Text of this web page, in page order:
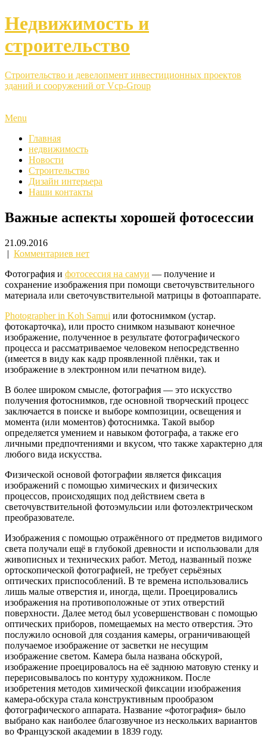
Недвижимость и
строительство
Строительство и девелопмент инвестиционных проектов
зданий и сооружений от Vcp-Group
Menu
Главная
недвижимость
Новости
Строительство
Дизайн интерьера
Наши контакты
Важные аспекты хорошей фотосессии
21.09.2016
| Комментариев нет
Фотография и фотосессия на самуи — получение и
сохранение изображения при помощи светочувствительного
материала или светочувствительной матрицы в фотоаппарате.
Photographer in Koh Samui или фотоснимком (устар.
фотокарточка), или просто снимком называют конечное
изображение, полученное в результате фотографического
процесса и рассматриваемое человеком непосредственно
(имеется в виду как кадр проявленной плёнки, так и
изображение в электронном или печатном виде).
В более широком смысле, фотография — это искусство
получения фотоснимков, где основной творческий процесс
заключается в поиске и выборе композиции, освещения и
момента (или моментов) фотоснимка. Такой выбор
определяется умением и навыком фотографа, а также его
личными предпочтениями и вкусом, что также характерно для
любого вида искусства.
Физической основой фотографии является фиксация
изображений с помощью химических и физических
процессов, происходящих под действием света в
светочувствительной фотоэмульсии или фотоэлектрическом
преобразователе.
Изображения с помощью отражённого от предметов видимого
света получали ещё в глубокой древности и использовали для
живописных и технических работ. Метод, названный позже
ортоскопической фотографией, не требует серьёзных
оптических приспособлений. В те времена использовались
лишь малые отверстия и, иногда, щели. Проецировались
изображения на противоположные от этих отверстий
поверхности. Далее метод был усовершенствован с помощью
оптических приборов, помещаемых на место отверстия. Это
послужило основой для создания камеры, ограничивающей
получаемое изображение от засветки не несущим
изображение светом. Камера была названа обскурой,
изображение проецировалось на её заднюю матовую стенку и
перерисовывалось по контуру художником. После
изобретения методов химической фиксации изображения
камера-обскура стала конструктивным прообразом
фотографического аппарата. Название «фотография» было
выбрано как наиболее благозвучное из нескольких вариантов
во Французской академии в 1839 году.